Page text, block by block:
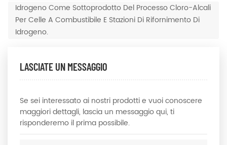
Idrogeno Come Sottoprodotto Del Processo Cloro-Alcali
Per Celle A Combustibile E Stazioni Di Rifornimento Di
Idrogeno.
LASCIATE UN MESSAGGIO
Se sei interessato ai nostri prodotti e vuoi conoscere
maggiori dettagli, lascia un messaggio qui, ti
risponderemo il prima possibile.